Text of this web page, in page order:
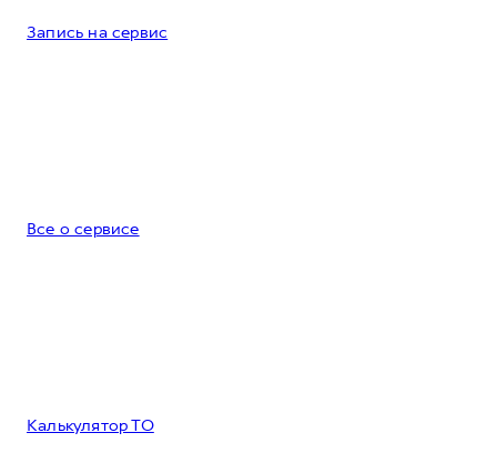
Запись на сервис
Все о сервисе
Калькулятор ТО